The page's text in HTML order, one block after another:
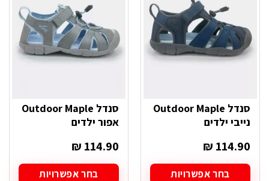
לבחור
האפשרויות
בעמוד
המוצר
האפשרויות
בעמוד
המוצר
סנדל Outdoor Maple
נייבי ילדים
₪ 114.90
בחר אפשרויות
סנדל Outdoor Maple
אפור ילדים
₪ 114.90
בחר אפשרויות